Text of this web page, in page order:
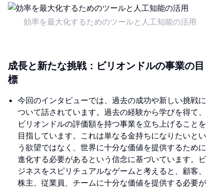
効率を最大化するためのツールと人工知能の活用
成長と新たな挑戦：ビリオンドルの事業の目
標
今回のインタビューでは、過去の成功や新しい挑戦に
ついて話されています。過去の経験から学びを得て、
ビリオンドルの評価額を持つ事業を立ち上げることを
目指しています。これは単なる金持ちになりたいとい
う欲望ではなく、世界に十分な価値を提供するために
進化する必要があるという信念に基づいています。ビ
ジネスをスピリチュアルなゲームと考えると、顧客、
株主、従業員、チームに十分な価値を提供する必要が